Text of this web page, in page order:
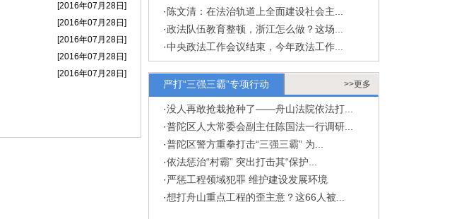
[2016年07月28日]
[2016年07月28日]
[2016年07月28日]
[2016年07月28日]
[2016年07月28日]
· 陈文清：在法治轨道上全面建设社会主...
·政法队伍教育整顿，浙江怎么做？这场...
·中央政法工作会议结束，今年政法工作...
严打“三强三霸”专项行动 >>更多
·没人再敢抢栽抢种了——舟山法院依法打...
·普陀区人大常委会副主任陈国法一行调研...
·普陀区警方重拳打击“三强三霸” 为...
·依法惩治“村霸” 突出打击其“保护...
·严惩工程领域犯罪 维护建设发展环境
·想打舟山重点工程的歪主意？这66人被...